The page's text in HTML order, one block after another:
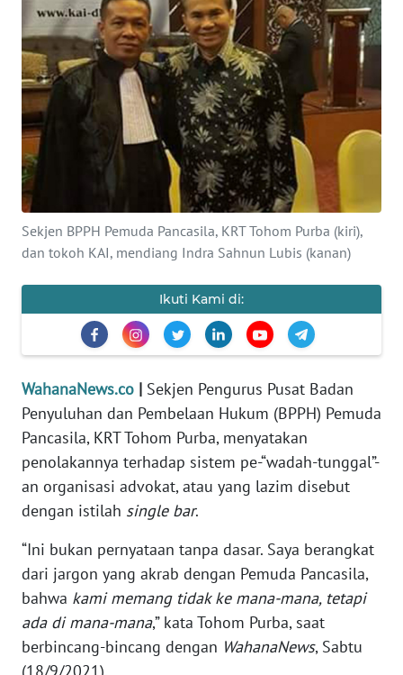
Sekjen BPPH Pemuda Pancasila, KRT Tohom Purba (kiri),
dan tokoh KAI, mendiang Indra Sahnun Lubis (kanan)
Ikuti Kami di:
WahanaNews.co | Sekjen Pengurus Pusat Badan
Penyuluhan dan Pembelaan Hukum (BPPH) Pemuda
Pancasila, KRT Tohom Purba, menyatakan
penolakannya terhadap sistem pe-“wadah-tunggal”-
an organisasi advokat, atau yang lazim disebut
dengan istilah single bar.
“Ini bukan pernyataan tanpa dasar. Saya berangkat
dari jargon yang akrab dengan Pemuda Pancasila,
bahwa kami memang tidak ke mana-mana, tetapi
ada di mana-mana,” kata Tohom Purba, saat
berbincang-bincang dengan WahanaNews, Sabtu
SAINS-TEKNO
KESEHATAN
INTERNASIONAL
SERBA-SERBI
PENDIDIKAN
Informasi
INDEKS
KAMI
INFO
IKLAN